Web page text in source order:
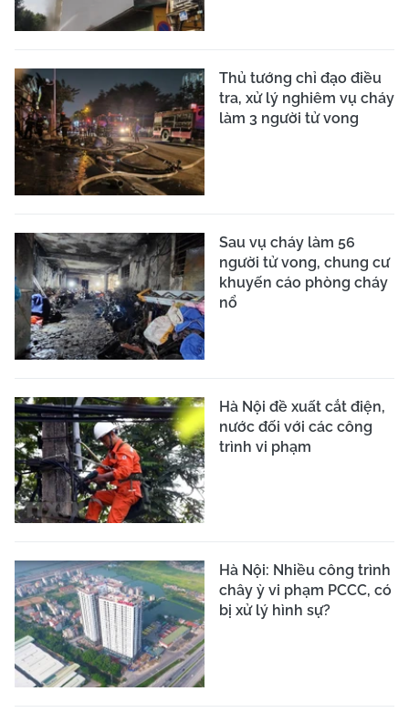
Thủ tướng chỉ đạo điều
tra, xử lý nghiêm vụ cháy
làm 3 người tử vong
Sau vụ cháy làm 56
người tử vong, chung cư
khuyến cáo phòng cháy
nổ
Hà Nội đề xuất cắt điện,
nước đối với các công
trình vi phạm
Hà Nội: Nhiều công trình
chây ỳ vi phạm PCCC, có
bị xử lý hình sự?